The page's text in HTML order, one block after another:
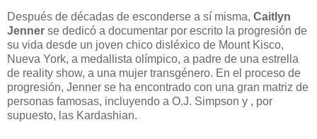
Después de décadas de esconderse a sí misma, Caitlyn
Jenner se dedicó a documentar por escrito la progresión de
su vida desde un joven chico disléxico de Mount Kisco,
Nueva York, a medallista olímpico, a padre de una estrella
de reality show, a una mujer transgénero. En el proceso de
progresión, Jenner se ha encontrado con una gran matriz de
personas famosas, incluyendo a O.J. Simpson y , por
supuesto, las Kardashian.